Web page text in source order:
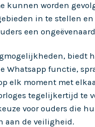
kunnen worden
in te stellen
een
biedt
Whatsapp functie,
elk moment met
tegelijkertijd te
voor ouders die
aan de veiligheid.